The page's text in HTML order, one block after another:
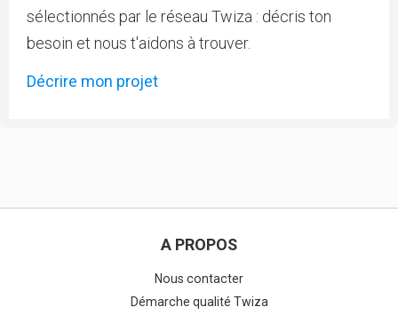
sélectionnés par le réseau Twiza : décris ton
besoin et nous t'aidons à trouver.
Décrire mon projet
A PROPOS
Nous contacter
Démarche qualité Twiza